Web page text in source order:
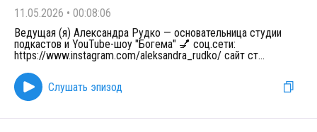
11.05.2026 • 00:08:06
Ведущая (я) Александра Рудко — основательница студии
подкастов и YouTube-шоу "Богема" 💅 соц.сети:
https://www.instagram.com/aleksandra_rudko/ сайт ст...
Слушать эпизод